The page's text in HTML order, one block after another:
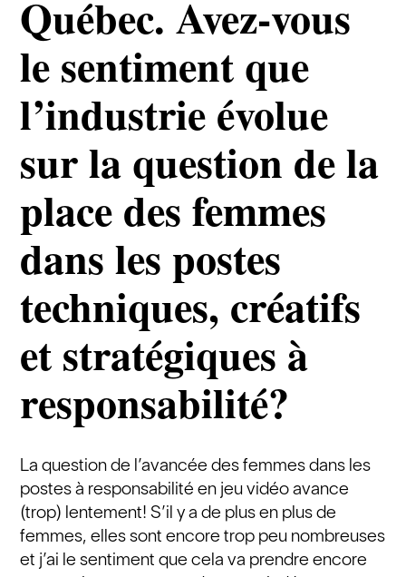
Québec. Avez-vous
le sentiment que
l’industrie évolue
sur la question de la
place des femmes
dans les postes
techniques, créatifs
et stratégiques à
responsabilité?
La question de l’avancée des femmes dans les
postes à responsabilité en jeu vidéo avance
(trop) lentement! S’il y a de plus en plus de
femmes, elles sont encore trop peu nombreuses
et j’ai le sentiment que cela va prendre encore